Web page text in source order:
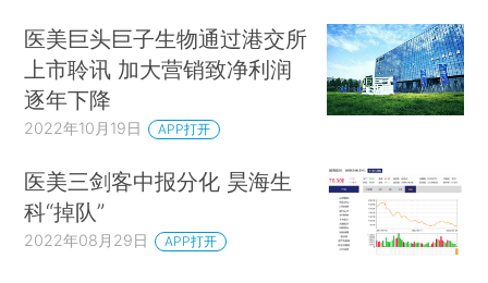
医美巨头巨子生物通过港交所
上市聆讯 加大营销致净利润
逐年下降
2022年10月19日 APP打开
医美三剑客中报分化 昊海生
科“掉队”
2022年08月29日 APP打开